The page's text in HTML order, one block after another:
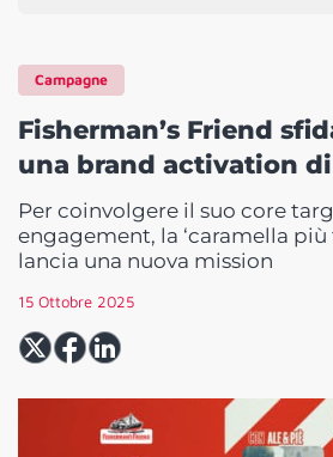
Campagne
Fisherman’s Friend
una brand activation di
Per coinvolgere il suo core
engagement, la ‘caramella più
lancia una nuova mission
15 Ottobre 2025